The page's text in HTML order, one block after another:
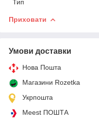
Тип
Приховати
Умови доставки
Нова Пошта
Магазини Rozetka
Укрпошта
Meest ПОШТА